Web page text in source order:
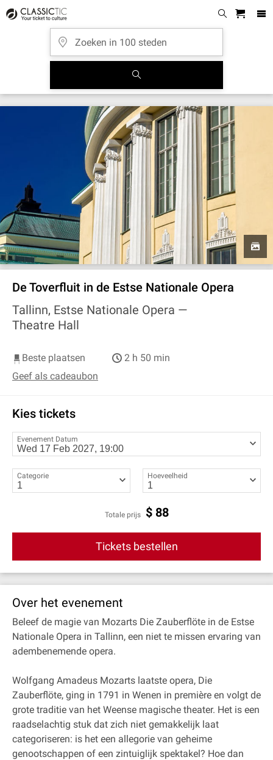
De Toverfluit in de Estse Nationale Opera
Tallinn, Estse Nationale Opera —
Theatre Hall
Beste plaatsen
2 h 50 min
Geef als cadeaubon
Kies tickets
Evenement Datum
Categorie Hoeveelheid
Totale prijs $ 88
Tickets bestellen
Over het evenement
Beleef de magie van Mozarts Die Zauberflöte in de Estse
Nationale Opera in Tallinn, een niet te missen ervaring van
adembenemende opera.
Wolfgang Amadeus Mozarts laatste opera, Die
Zauberflöte, ging in 1791 in Wenen in première en volgt de
grote traditie van het Weense magische theater. Het is een
raadselachtig stuk dat zich niet gemakkelijk laat
categoriseren: is het een allegorie van geheime
genootschappen of een zintuiglijk spektakel? Hoe dan